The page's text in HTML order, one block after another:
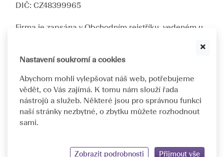
DIČ: CZ48399965
Firma je zapsána v Obchodním rejstříku, vedeném u
Jsme dceřinnou společností nadnárodní společnosti
ASKIN & CO GmbH.
Navrhujeme a implementujeme individuálně
přizpůsobená řešení pro oftalmologická pracoviště.
Nastavení soukromí a cookies
Abychom mohli vylepšovat náš web, potřebujeme
vědět, co Vás zajímá. K tomu nám slouží řada
nástrojů a služeb. Některé jsou pro správnou funkci
naší stránky nezbytné, o zbytku můžete rozhodnout
sami.
Zobrazit podrobnosti Přijmout vše